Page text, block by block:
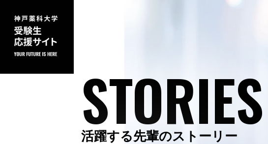
STORIES
活躍する先輩のストーリー